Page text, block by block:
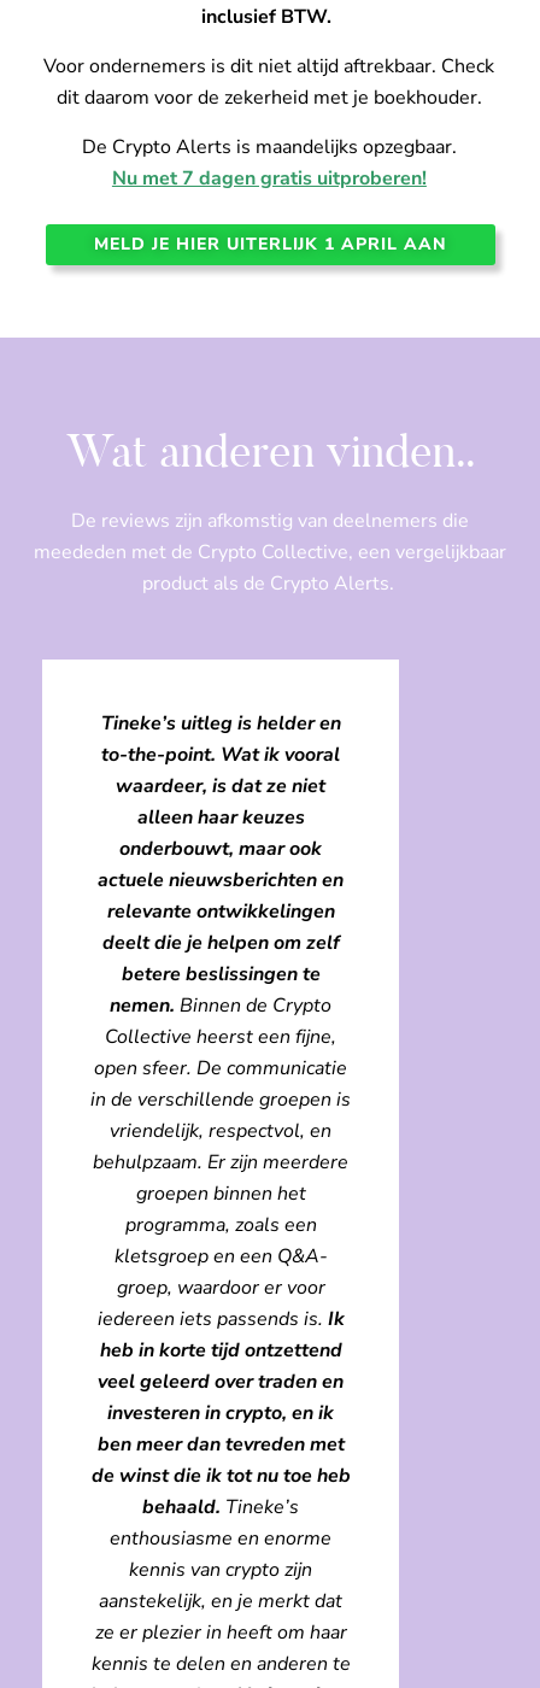
inclusief BTW.
Voor ondernemers is dit niet altijd aftrekbaar. Check
dit daarom voor de zekerheid met je boekhouder.
De Crypto Alerts is maandelijks opzegbaar.
Nu met 7 dagen gratis uitproberen!
MELD JE HIER UITERLIJK 1 APRIL AAN
Wat anderen vinden..
De reviews zijn afkomstig van deelnemers die
meededen met de Crypto Collective, een vergelijkbaar
product als de Crypto Alerts.
Tineke’s uitleg is helder en
to-the-point. Wat ik vooral
waardeer, is dat ze niet
alleen haar keuzes
onderbouwt, maar ook
actuele nieuwsberichten en
relevante ontwikkelingen
deelt die je helpen om zelf
betere beslissingen te
nemen. Binnen de Crypto
Collective heerst een fijne,
open sfeer. De communicatie
in de verschillende groepen is
vriendelijk, respectvol, en
behulpzaam. Er zijn meerdere
groepen binnen het
programma, zoals een
kletsgroep en een Q&A-
groep, waardoor er voor
iedereen iets passends is. Ik
heb in korte tijd ontzettend
veel geleerd over traden en
investeren in crypto, en ik
ben meer dan tevreden met
de winst die ik tot nu toe heb
behaald. Tineke’s
enthousiasme en enorme
kennis van crypto zijn
aanstekelijk, en je merkt dat
ze er plezier in heeft om haar
kennis te delen en anderen te